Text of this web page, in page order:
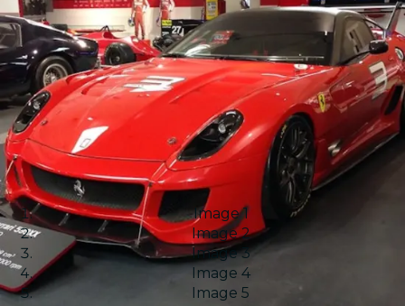
Image 1
Image 2
Image 3
Image 4
Image 5